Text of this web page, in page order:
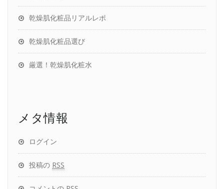
乾燥肌化粧品リアルレポ
乾燥肌化粧品選び
厳選！乾燥肌化粧水
メタ情報
ログイン
投稿の RSS